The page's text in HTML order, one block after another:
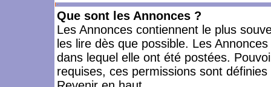
Que sont les Annonces ?
Les Annonces contiennent le plus
les lire dès que possible. Les
dans lequel elle ont été postées.
requises, ces permissions sont